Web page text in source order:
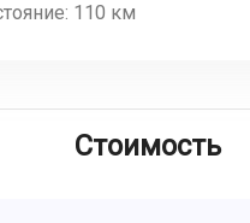
110 км
Стоимость